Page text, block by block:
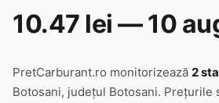
10.47 lei — 10
PretCarburant.ro monitorizează 2
Botosani, județul Botosani. Prețurile